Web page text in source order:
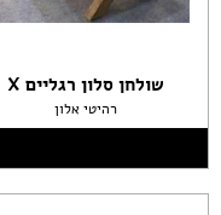
שולחן סלון רגליים X
רהיטי אלון